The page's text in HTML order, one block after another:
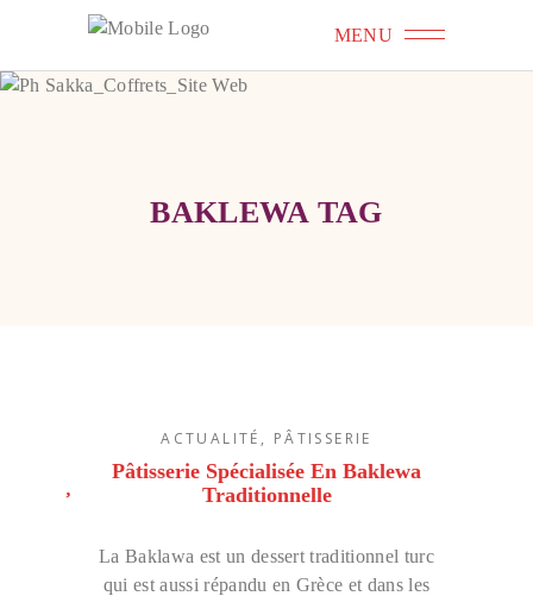
MENU
BAKLEWA TAG
ACTUALITÉ , PÂTISSERIE
Pâtisserie Spécialisée En Baklewa
Traditionnelle
La Baklawa est un dessert traditionnel turc
qui est aussi répandu en Grèce et dans les